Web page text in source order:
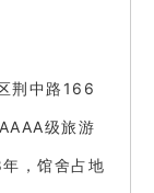
荆中路166
级旅游
，馆舍占地